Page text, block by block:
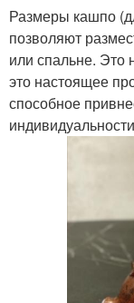
Размеры кашпо
позволяют
или спальне. Это
это настоящее
способное
индивидуальности